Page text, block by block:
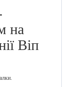
на
Віп